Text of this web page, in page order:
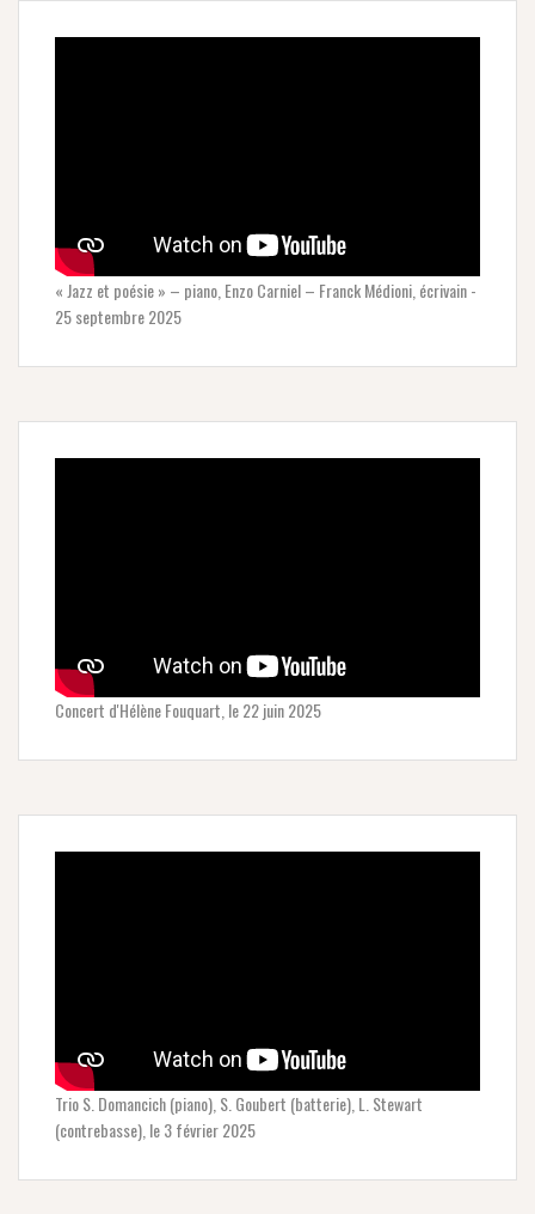
« Jazz et poésie » – piano, Enzo Carniel – Franck Médioni, écrivain -
25 septembre 2025
Concert d'Hélène Fouquart, le 22 juin 2025
Trio S. Domancich (piano), S. Goubert (batterie), L. Stewart
(contrebasse), le 3 février 2025